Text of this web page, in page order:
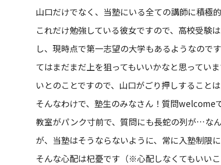
山口だけでなく、当塾にいる全ての講師に積極的
これだけ勉強している彼女ですので、高校受験
し、現時点で第一志望の大学もあるようなの
てはまだまだ上を狙ってもいいかなと思ってい
いとのことですので、山口がごり押しすること
そんなわけで、塾生のみなさん！質問welcome
教室がパンク寸前で、質問にも長蛇の列が…な
が、当塾はそうならないように、常に入塾制限
そんな心配は杞憂です（※心配しなくてもいいこ